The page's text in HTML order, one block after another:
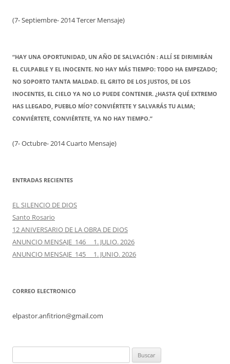
(7- Septiembre- 2014 Tercer Mensaje)
“HAY UNA OPORTUNIDAD, UN AÑO DE SALVACIÓN : ALLÍ SE DIRIMIRÁN
EL CULPABLE Y EL INOCENTE. NO HAY MÁS TIEMPO: TODO HA EMPEZADO;
NO SOPORTO TANTA MALDAD. EL GRITO DE LOS JUSTOS, DE LOS
INOCENTES, EL CIELO YA NO LO PUEDE CONTENER. ¿HASTA QUÉ EXTREMO
HAS LLEGADO, PUEBLO MÍO? CONVIÉRTETE Y SALVARÁS TU ALMA;
CONVIÉRTETE, CONVIÉRTETE, YA NO HAY TIEMPO.”
(7- Octubre- 2014 Cuarto Mensaje)
ENTRADAS RECIENTES
EL SILENCIO DE DIOS
Santo Rosario
12 ANIVERSARIO DE LA OBRA DE DIOS
ANUNCIO MENSAJE 146 1. JULIO. 2026
ANUNCIO MENSAJE 145 1. JUNIO. 2026
CORREO ELECTRONICO
elpastor.anfitrion@gmail.com